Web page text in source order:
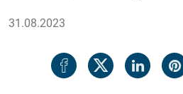
31.08.2023